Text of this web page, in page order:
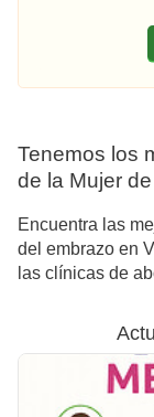
Tenemos los
de la Mujer
Encuentra las
del embrazo en
las clínicas de